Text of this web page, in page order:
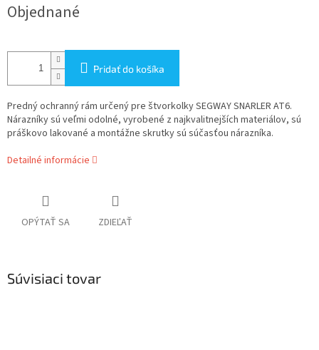
cena:
Objednané
Pridať do košíka
Predný ochranný rám určený pre štvorkolky SEGWAY SNARLER AT6.
Nárazníky sú veľmi odolné, vyrobené z najkvalitnejších materiálov, sú
práškovo lakované a montážne skrutky sú súčasťou nárazníka.
Detailné informácie
OPÝTAŤ SA ZDIEĽAŤ
Súvisiaci tovar